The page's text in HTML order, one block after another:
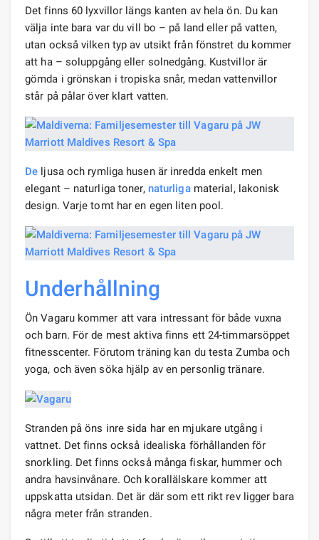
Det finns 60 lyxvillor längs kanten av hela ön. Du kan
välja inte bara var du vill bo – på land eller på vatten,
utan också vilken typ av utsikt från fönstret du kommer
att ha – soluppgång eller solnedgång. Kustvillor är
gömda i grönskan i tropiska snår, medan vattenvillor
står på pålar över klart vatten.
De ljusa och rymliga husen är inredda enkelt men
elegant – naturliga toner, naturligamaterial, lakonisk
design. Varje tomt har en egen liten pool.
Underhållning
Ön Vagaru kommer att vara intressant för både vuxna
och barn. För de mest aktiva finns ett 24-timmarsöppet
fitnesscenter. Förutom träning kan du testa Zumba och
yoga, och även söka hjälp av en personlig tränare.
Stranden på öns inre sida har en mjukare utgång i
vattnet. Det finns också idealiska förhållanden för
snorkling. Det finns också många fiskar, hummer och
andra havsinvånare. Och korallälskare kommer att
uppskatta utsidan. Det är där som ett rikt rev ligger bara
några meter från stranden.